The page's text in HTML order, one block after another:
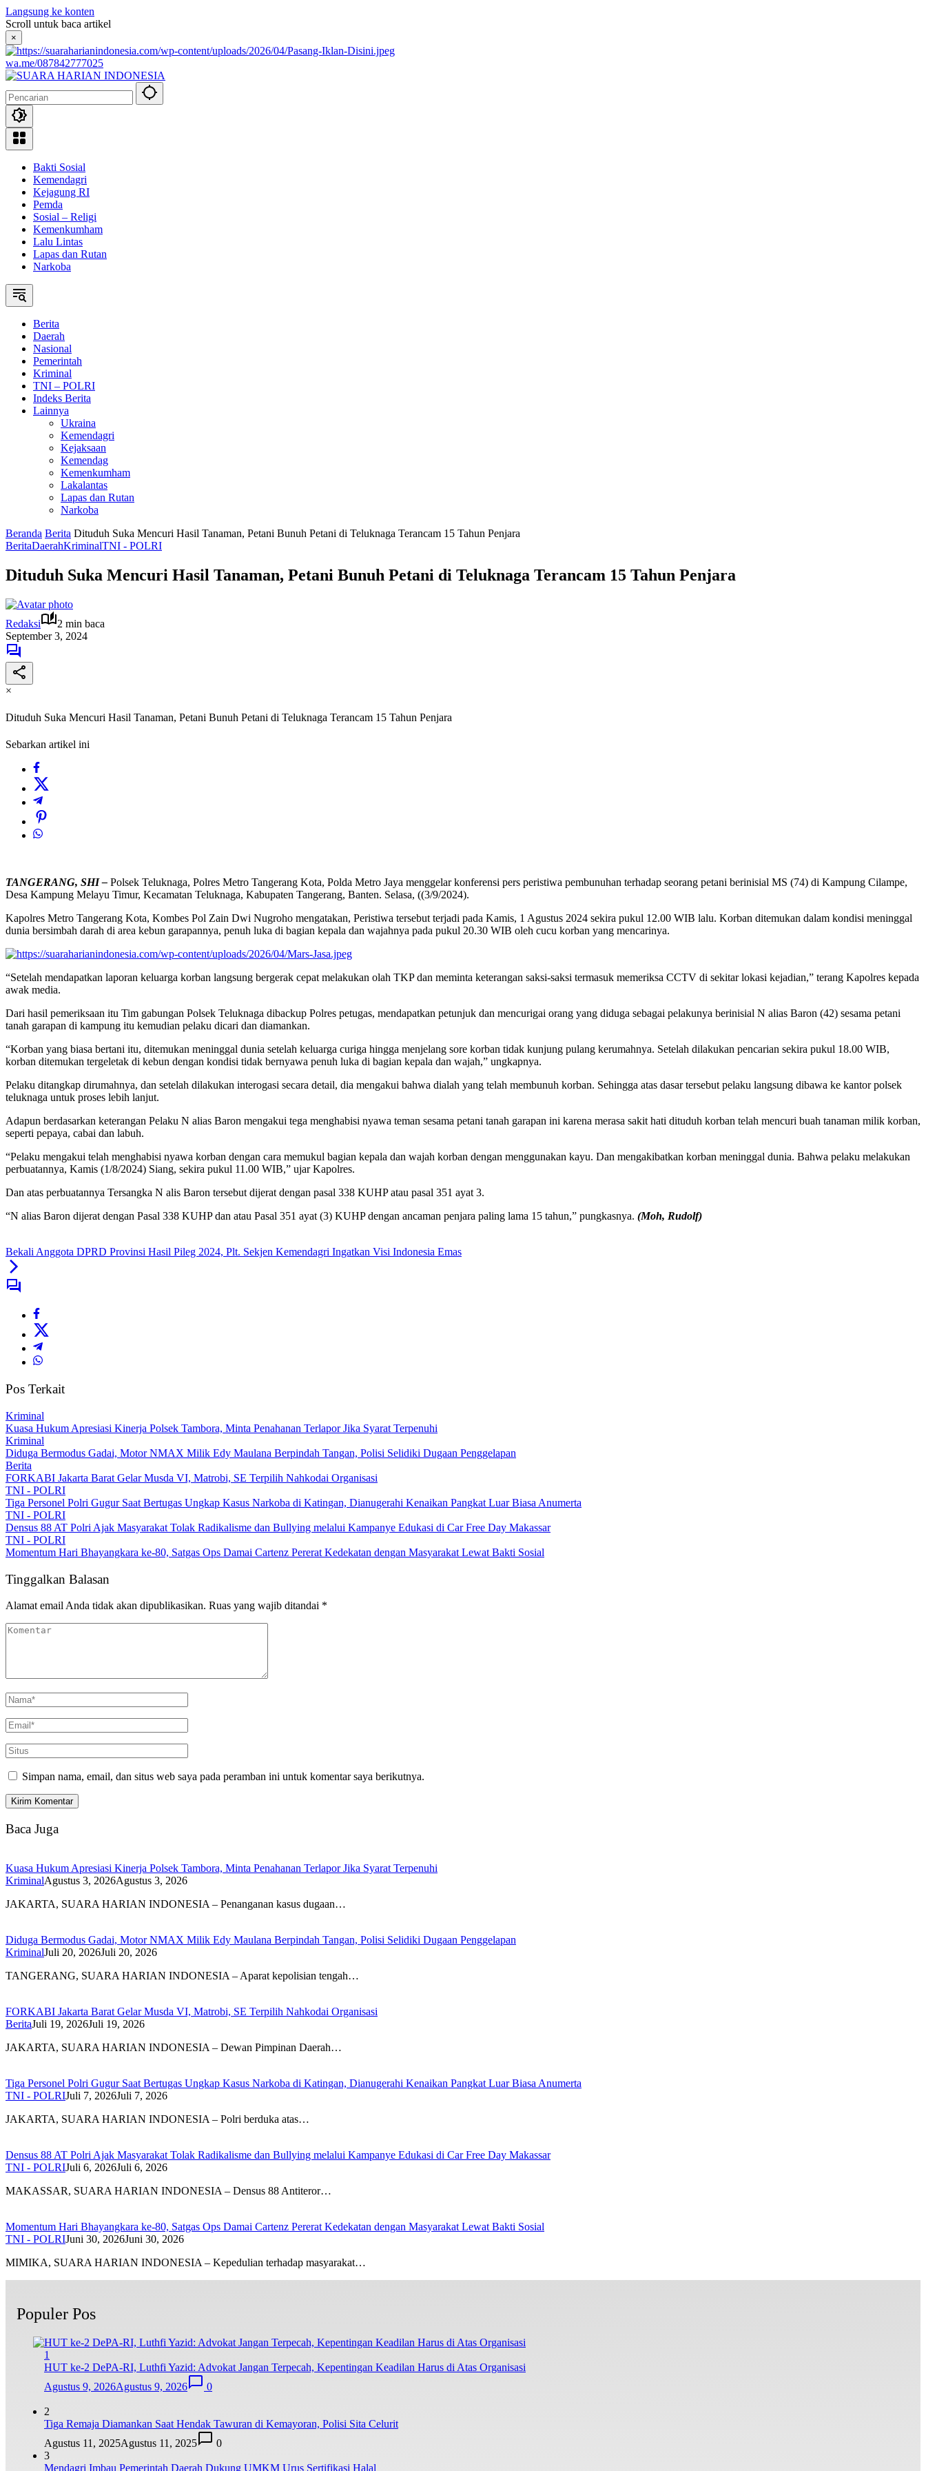
Langsung ke konten
Scroll untuk baca artikel
×
wa.me/087842777025
Bakti Sosial
Kemendagri
Kejagung RI
Pemda
Sosial – Religi
Kemenkumham
Lalu Lintas
Lapas dan Rutan
Narkoba
Berita
Daerah
Nasional
Pemerintah
Kriminal
TNI – POLRI
Indeks Berita
Lainnya
Ukraina
Kemendagri
Kejaksaan
Kemendag
Kemenkumham
Lakalantas
Lapas dan Rutan
Narkoba
Beranda Berita Dituduh Suka Mencuri Hasil Tanaman, Petani Bunuh Petani di Teluknaga Terancam 15 Tahun Penjara
BeritaDaerahKriminalTNI - POLRI
Dituduh Suka Mencuri Hasil Tanaman, Petani Bunuh Petani di Teluknaga Terancam 15 Tahun Penjara
Redaksi
2 min baca
September 3, 2024
×
Dituduh Suka Mencuri Hasil Tanaman, Petani Bunuh Petani di Teluknaga Terancam 15 Tahun Penjara
Sebarkan artikel ini
TANGERANG, SHI – Polsek Teluknaga, Polres Metro Tangerang Kota, Polda Metro Jaya menggelar konferensi pers peristiwa pembunuhan terhadap seorang petani berinisial MS (74) di Kampung Cilampe,
Desa Kampung Melayu Timur, Kecamatan Teluknaga, Kabupaten Tangerang, Banten. Selasa, ((3/9/2024).
Kapolres Metro Tangerang Kota, Kombes Pol Zain Dwi Nugroho mengatakan, Peristiwa tersebut terjadi pada Kamis, 1 Agustus 2024 sekira pukul 12.00 WIB lalu. Korban ditemukan dalam kondisi meninggal
dunia bersimbah darah di area kebun garapannya, penuh luka di bagian kepala dan wajahnya pada pukul 20.30 WIB oleh cucu korban yang mencarinya.
“Setelah mendapatkan laporan keluarga korban langsung bergerak cepat melakukan olah TKP dan meminta keterangan saksi-saksi termasuk memeriksa CCTV di sekitar lokasi kejadian,” terang Kapolres kepada
awak media.
Dari hasil pemeriksaan itu Tim gabungan Polsek Teluknaga dibackup Polres petugas, mendapatkan petunjuk dan mencurigai orang yang diduga sebagai pelakunya berinisial N alias Baron (42) sesama petani
tanah garapan di kampung itu kemudian pelaku dicari dan diamankan.
“Korban yang biasa bertani itu, ditemukan meninggal dunia setelah keluarga curiga hingga menjelang sore korban tidak kunjung pulang kerumahnya. Setelah dilakukan pencarian sekira pukul 18.00 WIB,
korban ditemukan tergeletak di kebun dengan kondisi tidak bernyawa penuh luka di bagian kepala dan wajah,” ungkapnya.
Pelaku ditangkap dirumahnya, dan setelah dilakukan interogasi secara detail, dia mengakui bahwa dialah yang telah membunuh korban. Sehingga atas dasar tersebut pelaku langsung dibawa ke kantor polsek
teluknaga untuk proses lebih lanjut.
Adapun berdasarkan keterangan Pelaku N alias Baron mengakui tega menghabisi nyawa teman sesama petani tanah garapan ini karena merasa sakit hati dituduh korban telah mencuri buah tanaman milik korban,
seperti pepaya, cabai dan labuh.
“Pelaku mengakui telah menghabisi nyawa korban dengan cara memukul bagian kepala dan wajah korban dengan menggunakan kayu. Dan mengakibatkan korban meninggal dunia. Bahwa pelaku melakukan
perbuatannya, Kamis (1/8/2024) Siang, sekira pukul 11.00 WIB,” ujar Kapolres.
Dan atas perbuatannya Tersangka N alis Baron tersebut dijerat dengan pasal 338 KUHP atau pasal 351 ayat 3.
“N alias Baron dijerat dengan Pasal 338 KUHP dan atau Pasal 351 ayat (3) KUHP dengan ancaman penjara paling lama 15 tahun,” pungkasnya. (Moh, Rudolf)
Bekali Anggota DPRD Provinsi Hasil Pileg 2024, Plt. Sekjen Kemendagri Ingatkan Visi Indonesia Emas
Pos Terkait
Kriminal
Kuasa Hukum Apresiasi Kinerja Polsek Tambora, Minta Penahanan Terlapor Jika Syarat Terpenuhi
Kriminal
Diduga Bermodus Gadai, Motor NMAX Milik Edy Maulana Berpindah Tangan, Polisi Selidiki Dugaan Penggelapan
Berita
FORKABI Jakarta Barat Gelar Musda VI, Matrobi, SE Terpilih Nahkodai Organisasi
TNI - POLRI
Tiga Personel Polri Gugur Saat Bertugas Ungkap Kasus Narkoba di Katingan, Dianugerahi Kenaikan Pangkat Luar Biasa Anumerta
TNI - POLRI
Densus 88 AT Polri Ajak Masyarakat Tolak Radikalisme dan Bullying melalui Kampanye Edukasi di Car Free Day Makassar
TNI - POLRI
Momentum Hari Bhayangkara ke-80, Satgas Ops Damai Cartenz Pererat Kedekatan dengan Masyarakat Lewat Bakti Sosial
Tinggalkan Balasan
Alamat email Anda tidak akan dipublikasikan. Ruas yang wajib ditandai *
Simpan nama, email, dan situs web saya pada peramban ini untuk komentar saya berikutnya.
Baca Juga
Kuasa Hukum Apresiasi Kinerja Polsek Tambora, Minta Penahanan Terlapor Jika Syarat Terpenuhi
KriminalAgustus 3, 2026Agustus 3, 2026
JAKARTA, SUARA HARIAN INDONESIA – Penanganan kasus dugaan…
Diduga Bermodus Gadai, Motor NMAX Milik Edy Maulana Berpindah Tangan, Polisi Selidiki Dugaan Penggelapan
KriminalJuli 20, 2026Juli 20, 2026
TANGERANG, SUARA HARIAN INDONESIA – Aparat kepolisian tengah…
FORKABI Jakarta Barat Gelar Musda VI, Matrobi, SE Terpilih Nahkodai Organisasi
BeritaJuli 19, 2026Juli 19, 2026
JAKARTA, SUARA HARIAN INDONESIA – Dewan Pimpinan Daerah…
Tiga Personel Polri Gugur Saat Bertugas Ungkap Kasus Narkoba di Katingan, Dianugerahi Kenaikan Pangkat Luar Biasa Anumerta
TNI - POLRIJuli 7, 2026Juli 7, 2026
JAKARTA, SUARA HARIAN INDONESIA – Polri berduka atas…
Densus 88 AT Polri Ajak Masyarakat Tolak Radikalisme dan Bullying melalui Kampanye Edukasi di Car Free Day Makassar
TNI - POLRIJuli 6, 2026Juli 6, 2026
MAKASSAR, SUARA HARIAN INDONESIA – Densus 88 Antiteror…
Momentum Hari Bhayangkara ke-80, Satgas Ops Damai Cartenz Pererat Kedekatan dengan Masyarakat Lewat Bakti Sosial
TNI - POLRIJuni 30, 2026Juni 30, 2026
MIMIKA, SUARA HARIAN INDONESIA – Kepedulian terhadap masyarakat…
Populer Pos
1
HUT ke-2 DePA-RI, Luthfi Yazid: Advokat Jangan Terpecah, Kepentingan Keadilan Harus di Atas Organisasi
Agustus 9, 2026Agustus 9, 2026 0
2
Tiga Remaja Diamankan Saat Hendak Tawuran di Kemayoran, Polisi Sita Celurit
Agustus 11, 2025Agustus 11, 2025
0
3
Mendagri Imbau Pemerintah Daerah Dukung UMKM Urus Sertifikasi Halal